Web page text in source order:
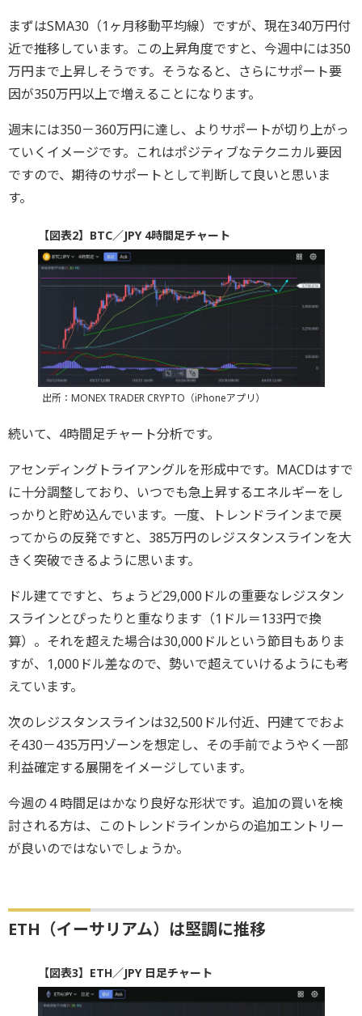
まずはSMA30（1ヶ月移動平均線）ですが、現在340万円付
近で推移しています。この上昇角度ですと、今週中には350
万円まで上昇しそうです。そうなると、さらにサポート要
因が350万円以上で増えることになります。
週末には350－360万円に達し、よりサポートが切り上がっ
ていくイメージです。これはポジティブなテクニカル要因
ですので、期待のサポートとして判断して良いと思いま
す。
【図表2】BTC／JPY 4時間足チャート
出所：MONEX TRADER CRYPTO（iPhoneアプリ）
続いて、4時間足チャート分析です。
アセンディングトライアングルを形成中です。MACDはすで
に十分調整しており、いつでも急上昇するエネルギーをし
っかりと貯め込んでいます。一度、トレンドラインまで戻
ってからの反発ですと、385万円のレジスタンスラインを大
きく突破できるように思います。
ドル建てですと、ちょうど29,000ドルの重要なレジスタン
スラインとぴったりと重なります（1ドル＝133円で換
算）。それを超えた場合は30,000ドルという節目もありま
すが、1,000ドル差なので、勢いで超えていけるようにも考
えています。
次のレジスタンスラインは32,500ドル付近、円建てでおよ
そ430－435万円ゾーンを想定し、その手前でようやく一部
利益確定する展開をイメージしています。
今週の４時間足はかなり良好な形状です。追加の買いを検
討される方は、このトレンドラインからの追加エントリー
が良いのではないでしょうか。
ETH（イーサリアム）は堅調に推移
【図表3】ETH／JPY 日足チャート